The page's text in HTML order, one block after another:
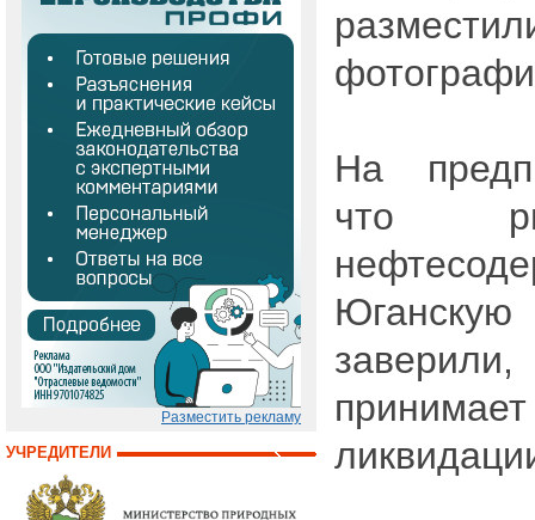
Разместить рекламу
УЧРЕДИТЕЛИ
На
что